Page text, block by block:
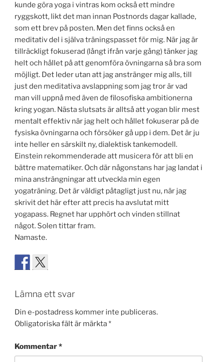
kunde göra yoga i vintras kom också ett mindre
ryggskott, likt det man innan Postnords dagar kallade,
som ett brev på posten. Men det finns också en
meditativ del i själva träningspasset för mig. När jag är
tillräckligt fokuserad (långt ifrån varje gång) tänker jag
helt och hållet på att genomföra övningarna så bra som
möjligt. Det leder utan att jag anstränger mig alls, till
just den meditativa avslappning som jag tror är vad
man vill uppnå med även de filosofiska ambitionerna
kring yogan. Nästa slutsats är alltså att yogan blir mest
mentalt effektiv när jag helt och hållet fokuserar på de
fysiska övningarna och försöker gå upp i dem. Det är ju
inte heller en särskilt ny, dialektisk tankemodell.
Einstein rekommenderade att musicera för att bli en
bättre matematiker. Och där någonstans har jag landat i
mina ansträngningar att utveckla min egen
yogaträning. Det är väldigt påtagligt just nu, när jag
skrivit det här efter att precis ha avslutat mitt
yogapass. Regnet har upphört och vinden stillnat
något. Solen tittar fram.
Namaste.
Lämna ett svar
Din e-postadress kommer inte publiceras.
Obligatoriska fält är märkta*
Kommentar*